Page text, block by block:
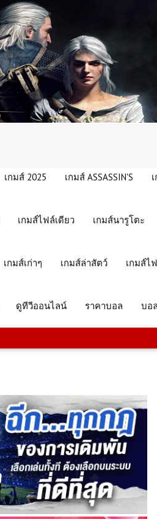
เกมส์ 2025 เกมส์ ASSASSIN'S
เกมส์ไฟล์เดียว เกมส์นารูโตะ
เกมส์เก่าๆ เกมส์ล่าสัตว์ เกมส์ไ
ดูทีวีออนไลน์ ราคาบอล บอ